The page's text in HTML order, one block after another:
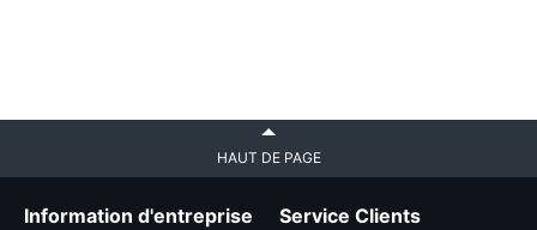
HAUT DE PAGE
Information d'entreprise Service Clients